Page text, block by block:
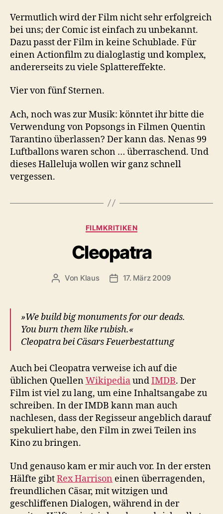
Vermutlich wird der Film nicht sehr erfolgreich
bei uns; der Comic ist einfach zu unbekannt.
Dazu passt der Film in keine Schublade. Für
einen Actionfilm zu dialoglastig und komplex,
andererseits zu viele Splattereffekte.
Vier von fünf Sternen.
Ach, noch was zur Musik: könntet ihr bitte die
Verwendung von Popsongs in Filmen Quentin
Tarantino überlassen? Der kann das. Nenas 99
Luftballons waren schon … überraschend. Und
dieses Halleluja wollen wir ganz schnell
vergessen.
Kategorien
FILMKRITIKEN
Cleopatra
Beitragsautor
Von Klaus Veröffentlichungsdatum
17. März 2009
»We build big monuments for our deads.
You burn them like rubish.«
Cleopatra bei Cäsars Feuerbestattung
Auch bei Cleopatra verweise ich auf die
üblichen QuellenWikipediaundIMDB. Der
Film ist viel zu lang, um eine Inhaltsangabe zu
schreiben. In der IMDB kann man auch
nachlesen, dass der Regisseur angeblich darauf
spekuliert habe, den Film in zwei Teilen ins
Kino zu bringen.
Und genauso kam er mir auch vor. In der ersten
Hälfte gibtRex Harrison einen überragenden,
freundlichen Cäsar, mit witzigen und
geschliffenen Dialogen, während in der